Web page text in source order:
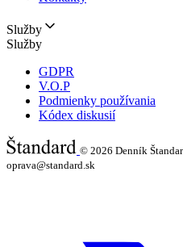
Služby
Služby
GDPR
V.O.P
Podmienky používania
Kódex diskusií
© 2026 Denník
oprava@standard.sk